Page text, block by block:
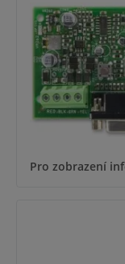
Pro zobrazení